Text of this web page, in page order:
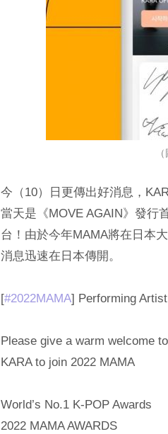
今（10）日更傳出好消息，
當天是《MOVE AGAIN》發行
台！由於今年MAMA將在日本
消息迅速在日本傳開。
[#2022MAMA] Performing
Please give a warm welcome to
KARA to join 2022 MAMA
World’s No.1 K-POP Awards⠀
2022 MAMA AWARDS